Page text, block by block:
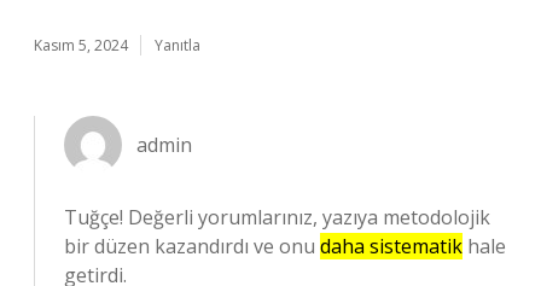
Kasım 5, 2024 Yanıtla
admin
Tuğçe! Değerli yorumlarınız, yazıya metodolojik
bir düzen kazandırdı ve onu daha sistematik hale
getirdi.